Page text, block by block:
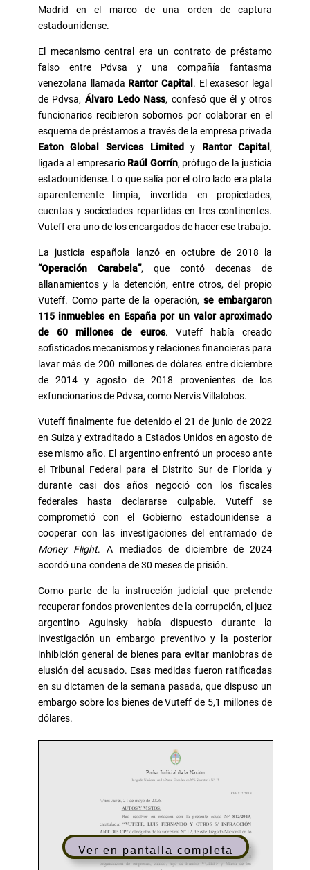
Madrid en el marco de una orden de captura
estadounidense.
El mecanismo central era un contrato de préstamo
falso entre Pdvsa y una compañía fantasma
venezolana llamada Rantor Capital . El exasesor legal
de Pdvsa, Álvaro Ledo Nass, confesó que él y otros
funcionarios recibieron sobornos por colaborar en el
esquema de préstamos a través de la empresa privada
Eaton Global Services Limited y Rantor Capital ,
ligada al empresario Raúl Gorrín, prófugo de la justicia
estadounidense. Lo que salía por el otro lado era plata
aparentemente limpia, invertida en propiedades,
cuentas y sociedades repartidas en tres continentes.
Vuteff era uno de los encargados de hacer ese trabajo.
La justicia española lanzó en octubre de 2018 la
“Operación Carabela”, que contó decenas de
allanamientos y la detención, entre otros, del propio
Vuteff. Como parte de la operación,se embargaron
115 inmuebles en España por un valor aproximado
de 60 millones de euros. Vuteff había creado
sofisticados mecanismos y relaciones financieras para
lavar más de 200 millones de dólares entre diciembre
de 2014 y agosto de 2018 provenientes de los
exfuncionarios de Pdvsa, como Nervis Villalobos.
Vuteff finalmente fue detenido el 21 de junio de 2022
en Suiza y extraditado a Estados Unidos en agosto de
ese mismo año. El argentino enfrentó un proceso ante
el Tribunal Federal para el Distrito Sur de Florida y
durante casi dos años negoció con los fiscales
federales hasta declararse culpable. Vuteff se
comprometió con el Gobierno estadounidense a
cooperar con las investigaciones del entramado de
Money Flight. A mediados de diciembre de 2024
acordó una condena de 30 meses de prisión.
Como parte de la instrucción judicial que pretende
recuperar fondos provenientes de la corrupción, el juez
argentino Aguinsky había dispuesto durante la
investigación un embargo preventivo y la posterior
inhibición general de bienes para evitar maniobras de
elusión del acusado. Esas medidas fueron ratificadas
en su dictamen de la semana pasada, que dispuso un
embargo sobre los bienes de Vuteff de 5,1 millones de
dólares.
Ver en pantalla completa